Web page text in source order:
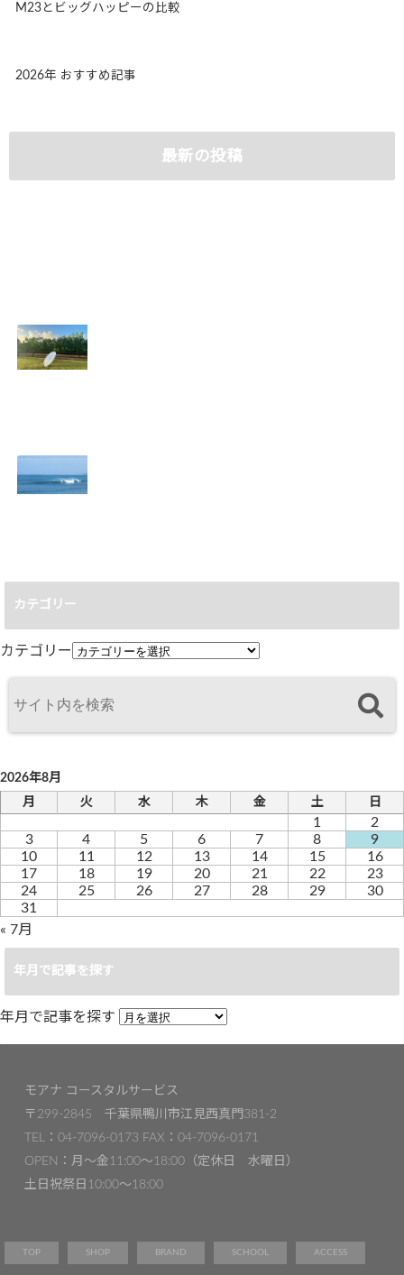
M23とビッグハッピーの比較
2026年 おすすめ記事
最新の投稿
カテゴリー
カテゴリー
2026年8月
月
火 水 木 金 土 日
1
2
3
4 5 6 7 8
9
10
11 12 13 14 15
16
17
18 19 20 21 22
23
24
25 26 27 28 29
30
31
« 7月
年月で記事を探す
年月で記事を探す
モアナ コースタルサービス
〒299-2845 千葉県鴨川市江見西真門381-2
TEL：04-7096-0173 FAX：04-7096-0171
OPEN：月〜金11:00～18:00（定休日 水曜日）
土日祝祭日10:00〜18:00
TOP SHOP BRAND SCHOOL ACCESS